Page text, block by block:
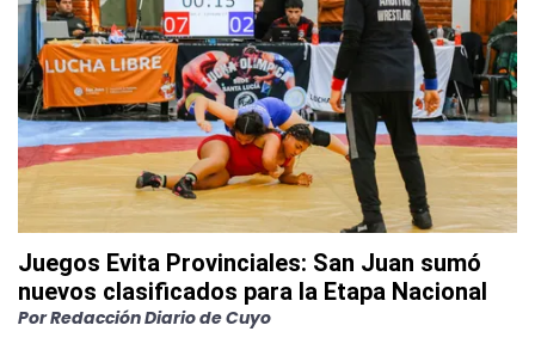
Juegos Evita Provinciales: San Juan sumó
nuevos clasificados para la Etapa Nacional
PorRedacción Diario de Cuyo